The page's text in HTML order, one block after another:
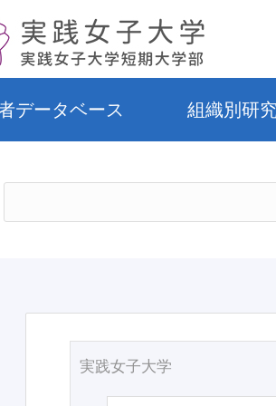
データベース 組織別研
実践女子大学